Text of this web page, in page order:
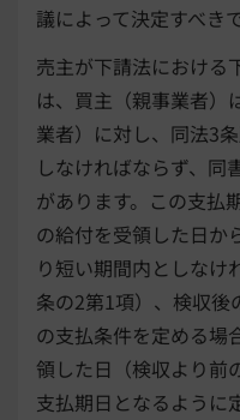
議によって決定すべきで
売主が下請法における
は、買主（親事業者）
業者）に対し、同法3
しなければならず、同
があります。この支払
の給付を受領した日か
り短い期間内としなけ
条の2第1項）、検収後
の支払条件を定める場
領した日（検収より前
支払期日となるように